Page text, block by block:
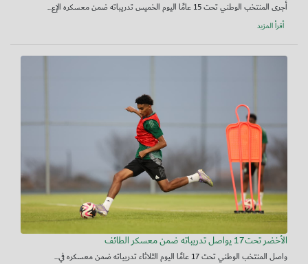
أجرى المنتخب الوطني تحت 15 عامًا اليوم الخميس تدريباته ضمن معسكره الإع...
أقرأ المزيد
الأخضر تحت17 يواصل تدريباته ضمن معسكر الطائف
واصل المنتخب الوطني تحت 17 عامًا اليوم الثلاثاء تدريباته ضمن معسكره في...